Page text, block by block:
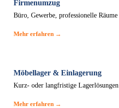
Firmenumzug
Büro, Gewerbe, professionelle Räume
Mehr erfahren →
Möbellager & Einlagerung
Kurz- oder langfristige Lagerlösungen
Mehr erfahren →